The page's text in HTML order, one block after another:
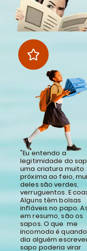
"Eu entendo a
legitimidade do
uma criatura muito
próxima ao feio,
deles são verdes,
verruguentos. E
Alguns têm bolsas
infláveis no papo.
em resumo, são os
sapos. O que me
incomoda é
dia alguém
sapo poderia virar